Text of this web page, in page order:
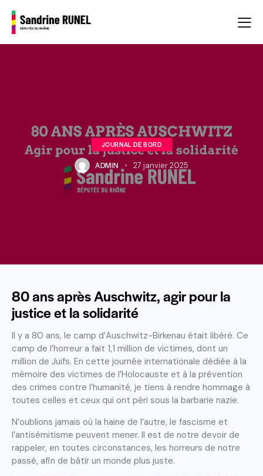
JOURNAL DE BORD
ADMIN 27 janvier 2025
80 ans après Auschwitz, agir pour la
justice et la solidarité
Il y a 80 ans, le camp d’Auschwitz-Birkenau était libéré. Ce
camp de l’horreur a fait 1,1 million de victimes, dont un
million de Juifs. En cette journée internationale dédiée à la
mémoire des victimes de l’Holocauste et à la prévention
des crimes contre l’humanité, je tiens à rendre hommage à
toutes celles et ceux qui ont péri sous la barbarie nazie.
N’oublions jamais où la haine de l’autre, le fascisme et
l’antisémitisme peuvent mener. Il est de notre devoir de
rappeler, en toutes circonstances, les horreurs de notre
passé, afin de bâtir un monde plus juste.